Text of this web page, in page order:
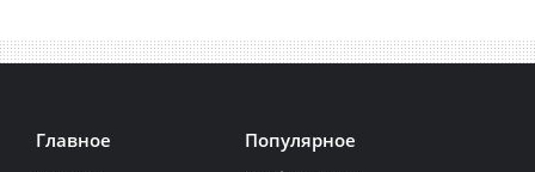
Главное Популярное